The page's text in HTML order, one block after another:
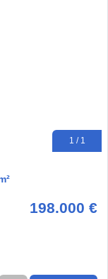
1 / 1
198.000 €